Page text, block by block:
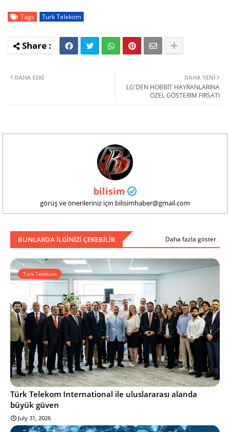
Tags Turk Telekom
DAHA YENI
LG'DEN HOBBİT HAYRANLARINA
ÖZEL GÖSTERİM FIRSATI
DAHA ESKI
bilisim
görüş ve önerileriniz için bilisimhaber@gmail.com
BUNLARDA ILGINIZI ÇEKEBILIR Daha fazla göster
Turk Telekom
Türk Telekom International ile uluslararası alanda
büyük güven
July 31, 2026